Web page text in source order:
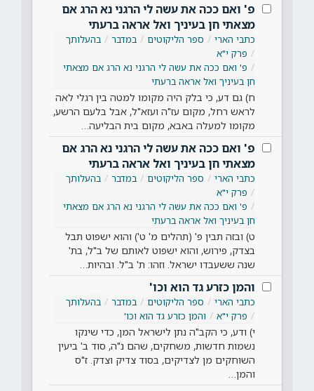
פ' ואם ככה את עשה לי הרגני נא הרג אם
מצאתי חן בעיניך ואל אראה ברעתי
כתבי הארי ספר הליקוטים במדבר
בהעלותך
פרק י"א
פ' ואם ככה את עשה לי הרגני נא הרג אם מצאתי
חן בעיניך ואל אראה ברעתי
ח) גם דע, כי בלק היה מקומו למטה בין רגלי לאה
לראש רחל, מקום עז"ה ועזא"ל, אבל בלעם הרשע,
מקומו למעלה באבא, מקום בית הבליעה…
פ' ואם ככה את עשה לי הרגני נא הרג אם
מצאתי חן בעיניך ואל אראה ברעתי
כתבי הארי ספר הליקוטים במדבר
בהעלותך
פרק י"א
פ' ואם ככה את עשה לי הרגני נא הרג אם מצאתי
חן בעיניך ואל אראה ברעתי
ט) ובזה תבין פ' (תהלים מ' ט') והוא ישפוט תבל
בצדק, פירוש, והוא ישפוט לאותם של ב"ל, בת'
שנה ששעבדו ישראל. וזהו: ת' ב"ל. ובהיות…
והמן כזרע גד הוא וכו'
כתבי הארי ספר הליקוטים במדבר
בהעלותך
פרק י"א
והמן כזרע גד הוא וכו'
י) ודע, כי הקב"ה נתן לישראל המן, כדי שינקו
נשמות חדשות, משחקים, שהם נ"ה, סוד ב' ביעין
השוחקים מן לצדיקים, בסוד צדיק וצדק. ז"ס
והמן…